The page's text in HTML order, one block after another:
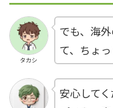
タカシ
でも、海
て、ちょ
安心して